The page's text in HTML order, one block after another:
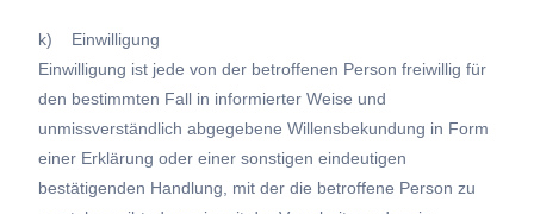
k) Einwilligung
Einwilligung ist jede von der betroffenen Person freiwillig für
den bestimmten Fall in informierter Weise und
unmissverständlich abgegebene Willensbekundung in Form
einer Erklärung oder einer sonstigen eindeutigen
bestätigenden Handlung, mit der die betroffene Person zu